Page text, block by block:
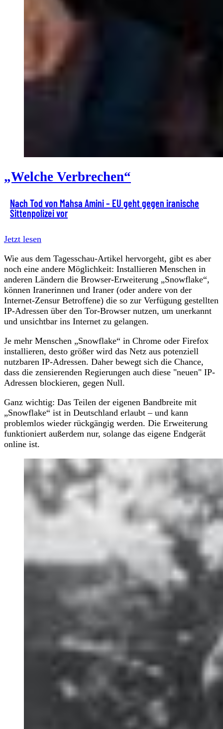
„Welche Verbrechen“
Nach Tod von Mahsa Amini – EU geht gegen iranische
Sittenpolizei vor
Jetzt lesen
Wie aus dem Tagesschau-Artikel hervorgeht, gibt es aber
noch eine andere Möglichkeit: Installieren Menschen in
anderen Ländern die Browser-Erweiterung „Snowflake“,
können Iranerinnen und Iraner (oder andere von der
Internet-Zensur Betroffene) die so zur Verfügung gestellten
IP-Adressen über den Tor-Browser nutzen, um unerkannt
und unsichtbar ins Internet zu gelangen.
Je mehr Menschen „Snowflake“ in Chrome oder Firefox
installieren, desto größer wird das Netz aus potenziell
nutzbaren IP-Adressen. Daher bewegt sich die Chance,
dass die zensierenden Regierungen auch diese "neuen" IP-
Adressen blockieren, gegen Null.
Ganz wichtig: Das Teilen der eigenen Bandbreite mit
„Snowflake“ ist in Deutschland erlaubt – und kann
problemlos wieder rückgängig werden. Die Erweiterung
funktioniert außerdem nur, solange das eigene Endgerät
online ist.